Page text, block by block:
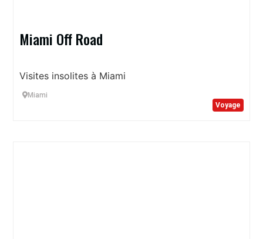
Miami Off Road
Visites insolites à Miami
Miami
Voyage